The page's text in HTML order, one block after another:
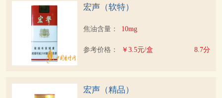
宏声（软特）
焦油含量： 10mg
参考价格： ￥3.5元/盒 8.7分
宏声（精品）